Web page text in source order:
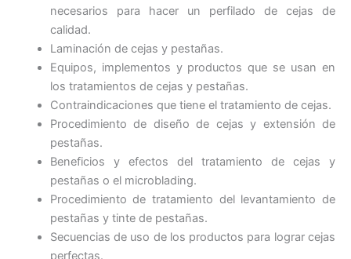
necesarios para hacer un perfilado de cejas de
calidad.
Laminación de cejas y pestañas.
Equipos, implementos y productos que se usan en
los tratamientos de cejas y pestañas.
Contraindicaciones que tiene el tratamiento de cejas.
Procedimiento de diseño de cejas y extensión de
pestañas.
Beneficios y efectos del tratamiento de cejas y
pestañas o el microblading.
Procedimiento de tratamiento del levantamiento de
pestañas y tinte de pestañas.
Secuencias de uso de los productos para lograr cejas
perfectas.